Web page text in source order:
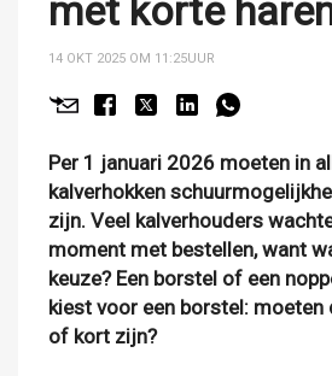
met korte
14 OKT 2025 OM 11:25UUR
Per 1 januari 2026 moeten in
kalverhokken
zijn. Veel kalverhouders
moment met bestellen, want
keuze? Een borstel of een
kiest voor een borstel: moeten
of kort zijn?